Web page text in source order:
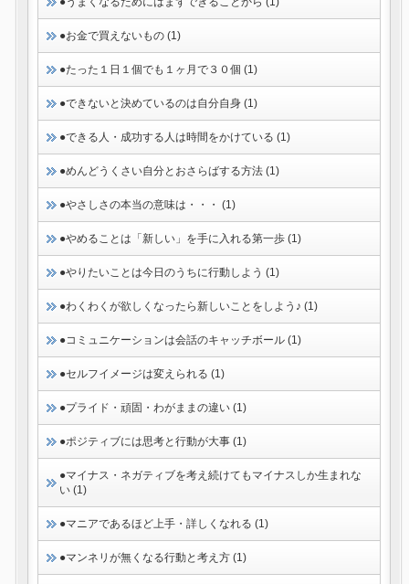
●お金で買えないもの (1)
●たった１日１個でも１ヶ月で３０個 (1)
●できないと決めているのは自分自身 (1)
●できる人・成功する人は時間をかけている (1)
●めんどうくさい自分とおさらばする方法 (1)
●やさしさの本当の意味は・・・ (1)
●やめることは「新しい」を手に入れる第一歩 (1)
●やりたいことは今日のうちに行動しよう (1)
●わくわくが欲しくなったら新しいことをしよう♪ (1)
●コミュニケーションは会話のキャッチボール (1)
●セルフイメージは変えられる (1)
●プライド・頑固・わがままの違い (1)
●ポジティブには思考と行動が大事 (1)
●マイナス・ネガティブを考え続けてもマイナスしか生まれな
い (1)
●マニアであるほど上手・詳しくなれる (1)
●マンネリが無くなる行動と考え方 (1)